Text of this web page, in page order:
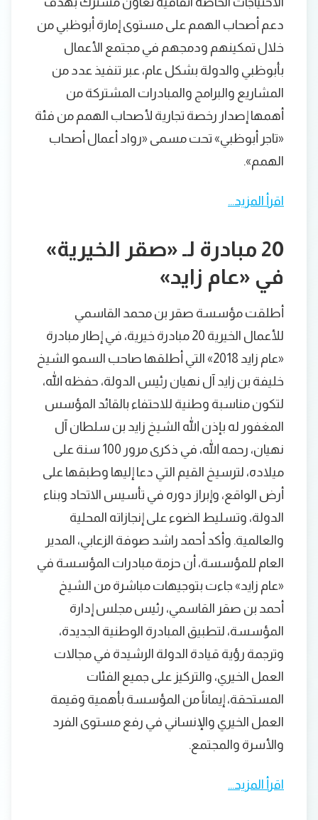
دعم أصحاب الهمم على مستوى إمارة أبوظبي من
خلال تمكينهم ودمجهم في مجتمع الأعمال
بأبوظبي والدولة بشكل عام، عبر تنفيذ عدد من
المشاريع والبرامج والمبادرات المشتركة من
أهمها إصدار رخصة تجارية لأصحاب الهمم من فئة
«تاجر أبوظبي» تحت مسمى «رواد أعمال أصحاب
الهمم».
اقرأ المزيد…
20 مبادرة لـ «صقر الخيرية»
في «عام زايد»
أطلقت مؤسسة صقر بن محمد القاسمي
للأعمال الخيرية 20 مبادرة خيرية، في إطار مبادرة
«عام زايد 2018» التي أطلقها صاحب السمو الشيخ
خليفة بن زايد آل نهيان رئيس الدولة، حفظه الله،
لتكون مناسبة وطنية للاحتفاء بالقائد المؤسس
المغفور له بإذن الله الشيخ زايد بن سلطان آل
نهيان، رحمه الله، في ذكرى مرور 100 سنة على
ميلاده، لترسيخ القيم التي دعا إليها وطبقها على
أرض الواقع، وإبراز دوره في تأسيس الاتحاد وبناء
الدولة، وتسليط الضوء على إنجازاته المحلية
والعالمية. وأكد أحمد راشد صوفة الزعابي، المدير
العام للمؤسسة، أن حزمة مبادرات المؤسسة في
«عام زايد» جاءت بتوجيهات مباشرة من الشيخ
أحمد بن صقر القاسمي، رئيس مجلس إدارة
المؤسسة، لتطبيق المبادرة الوطنية الجديدة،
وترجمة رؤية قيادة الدولة الرشيدة في مجالات
العمل الخيري، والتركيز على جميع الفئات
المستحقة، إيماناً من المؤسسة بأهمية وقيمة
العمل الخيري والإنساني في رفع مستوى الفرد
والأسرة والمجتمع.
اقرأ المزيد…